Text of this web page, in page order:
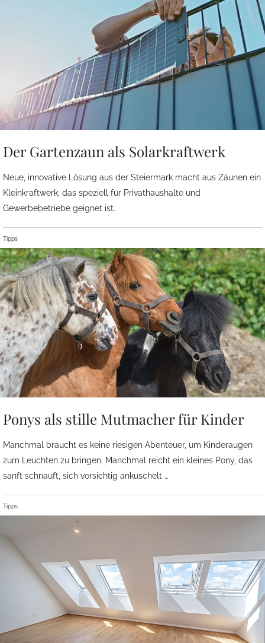
Der Gartenzaun als Solarkraftwerk
Neue, innovative Lösung aus der Steiermark macht aus Zäunen ein
Kleinkraftwerk, das speziell für Privathaushalte und
Gewerbebetriebe geignet ist.
Tipps
Ponys als stille Mutmacher für Kinder
Manchmal braucht es keine riesigen Abenteuer, um Kinderaugen
zum Leuchten zu bringen. Manchmal reicht ein kleines Pony, das
sanft schnauft, sich vorsichtig ankuschelt …
Tipps